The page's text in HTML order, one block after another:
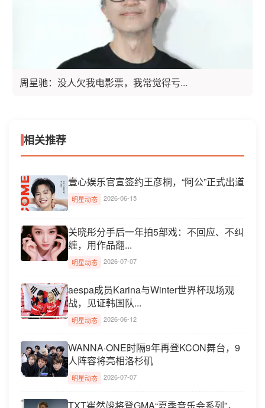
周星驰：没人欠我电影票，我常觉得亏...
相关推荐
壹心娱乐官宣签约王彦桐，“阿公”正式出道
明星动态 2026-06-15
关晓彤分手后一年拍5部戏：不回应、不纠
缠，用作品翻...
明星动态 2026-07-07
aespa成员Karina与Winter世界杯现场观
战，见证韩国队...
明星动态 2026-06-12
WANNA·ONE时隔9年再登KCON舞台，9
人阵容将亮相洛杉矶
明星动态 2026-07-07
TXT崔然竣将登GMA“夏季音乐会系列”，